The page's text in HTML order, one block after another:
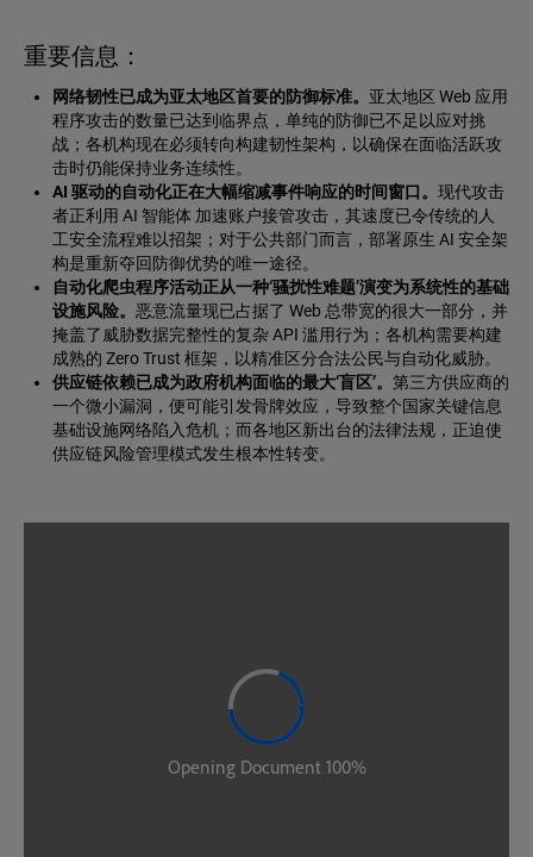
重要信息：
网络韧性已成为亚太地区首要的防御标准。 亚太地区 Web 应用
程序攻击的数量已达到临界点，单纯的防御已不足以应对挑
战；各机构现在必须转向构建韧性架构，以确保在面临活跃攻
击时仍能保持业务连续性。
AI 驱动的自动化正在大幅缩减事件响应的时间窗口。 现代攻击
者正利用 AI 智能体 加速账户接管攻击，其速度已令传统的人
工安全流程难以招架；对于公共部门而言，部署原生 AI 安全架
构是重新夺回防御优势的唯一途径。
自动化爬虫程序活动正从一种‘骚扰性难题’演变为系统性的基础
设施风险。 恶意流量现已占据了 Web 总带宽的很大一部分，并
掩盖了威胁数据完整性的复杂 API 滥用行为；各机构需要构建
成熟的 Zero Trust 框架，以精准区分合法公民与自动化威胁。
供应链依赖已成为政府机构面临的最大‘盲区’。 第三方供应商的
一个微小漏洞，便可能引发骨牌效应，导致整个国家关键信息
基础设施网络陷入危机；而各地区新出台的法律法规，正迫使
供应链风险管理模式发生根本性转变。